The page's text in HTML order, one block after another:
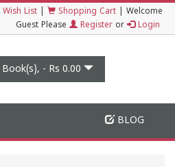
Wish List Shopping Cart
Welcome
Guest Please
Register or Login
Book(s), - Rs 0.00
BLOG